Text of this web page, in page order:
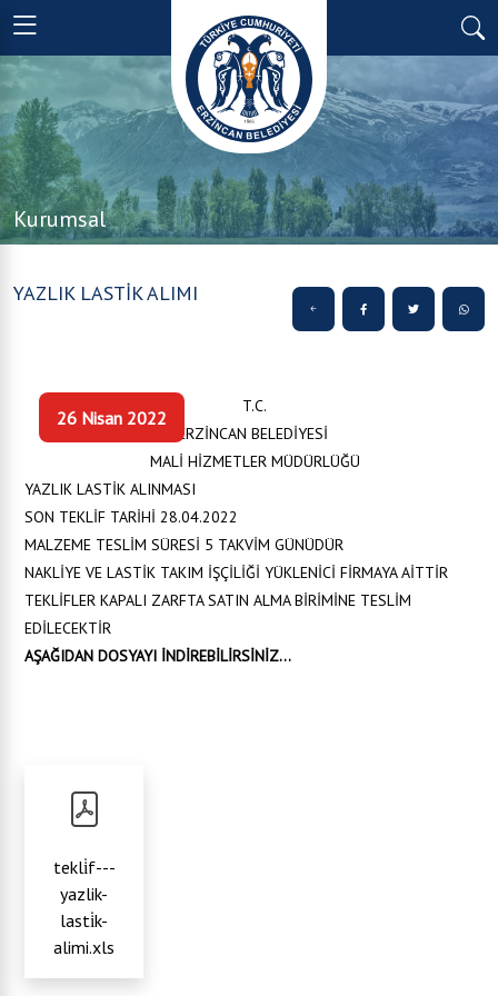
Kurumsal
YAZLIK LASTİK ALIMI
26 Nisan 2022
T.C.
ERZİNCAN BELEDİYESİ
MALİ HİZMETLER MÜDÜRLÜĞÜ
YAZLIK LASTİK ALINMASI
SON TEKLİF TARİHİ 28.04.2022
MALZEME TESLİM SÜRESİ 5 TAKVİM GÜNÜDÜR
NAKLİYE VE LASTİK TAKIM İŞÇİLİĞİ YÜKLENİCİ FİRMAYA AİTTİR
TEKLİFLER KAPALI ZARFTA SATIN ALMA BİRİMİNE TESLİM
EDİLECEKTİR
AŞAĞIDAN DOSYAYI İNDİREBİLİRSİNİZ...
tekli̇f---
yazlik-
lasti̇k-
alimi.xls